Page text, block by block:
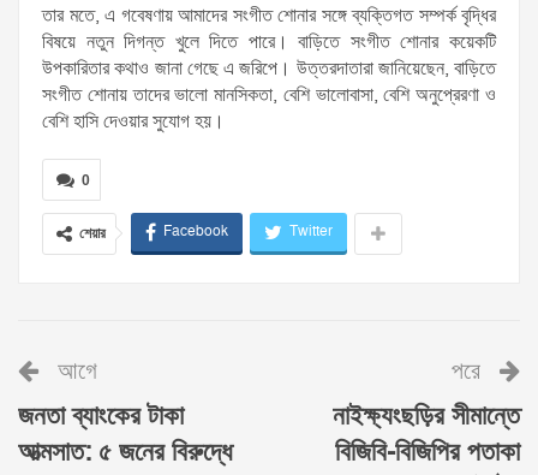
তার মতে, এ গবেষণায় আমাদের সংগীত শোনার সঙ্গে ব্যক্তিগত সম্পর্ক বৃদ্ধির
বিষয়ে নতুন দিগন্ত খুলে দিতে পারে। বাড়িতে সংগীত শোনার কয়েকটি
উপকারিতার কথাও জানা গেছে এ জরিপে। উত্তরদাতারা জানিয়েছেন, বাড়িতে
সংগীত শোনায় তাদের ভালো মানসিকতা, বেশি ভালোবাসা, বেশি অনুপ্রেরণা ও
বেশি হাসি দেওয়ার সুযোগ হয়।
0
শেয়ার Facebook Twitter
আগে
জনতা ব্যাংকের টাকা
আত্মসাত: ৫ জনের বিরুদ্ধে
পরে
নাইক্ষ্যংছড়ির সীমান্তে
বিজিবি-বিজিপির পতাকা